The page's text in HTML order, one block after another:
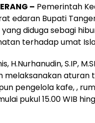
– Pemerintah
edaran Bupati
diduga sebagi
terhadap umat
H.Nurhanudin, S.IP,
melaksanakan
pengelola kafe, ,
pukul 15.00 WIB